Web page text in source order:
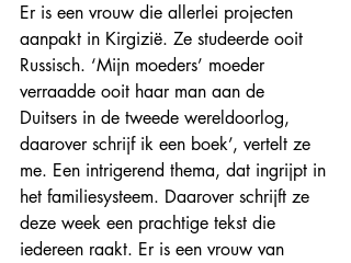
Er is een vrouw die allerlei projecten
aanpakt in Kirgizië. Ze studeerde ooit
Russisch. ‘Mijn moeders’ moeder
verraadde ooit haar man aan de
Duitsers in de tweede wereldoorlog,
daarover schrijf ik een boek’, vertelt ze
me. Een intrigerend thema, dat ingrijpt in
het familiesysteem. Daarover schrijft ze
deze week een prachtige tekst die
iedereen raakt. Er is een vrouw van